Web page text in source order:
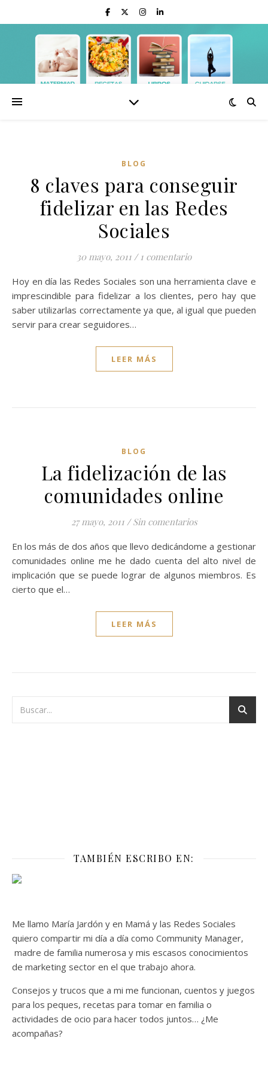
BLOG
8 claves para conseguir
fidelizar en las Redes
Sociales
30 mayo, 2011 / 1 comentario
Hoy en día las Redes Sociales son una herramienta clave e
imprescindible para fidelizar a los clientes, pero hay que
saber utilizarlas correctamente ya que, al igual que pueden
servir para crear seguidores…
LEER MÁS
BLOG
La fidelización de las
comunidades online
27 mayo, 2011 / Sin comentarios
En los más de dos años que llevo dedicándome a gestionar
comunidades online me he dado cuenta del alto nivel de
implicación que se puede lograr de algunos miembros. Es
cierto que el…
LEER MÁS
TAMBIÉN ESCRIBO EN:
Me llamo María Jardón y en Mamá y las Redes Sociales
quiero compartir mi día a día como Community Manager,
madre de familia numerosa y mis escasos conocimientos
de marketing sector en el que trabajo ahora.
Consejos y trucos que a mi me funcionan, cuentos y juegos
para los peques, recetas para tomar en familia o
actividades de ocio para hacer todos juntos… ¿Me
acompañas?